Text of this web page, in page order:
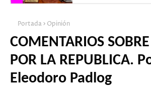
Portada Opinión
COMENTARIOS
POR LA REPUBLICA.
Eleodoro Padlog